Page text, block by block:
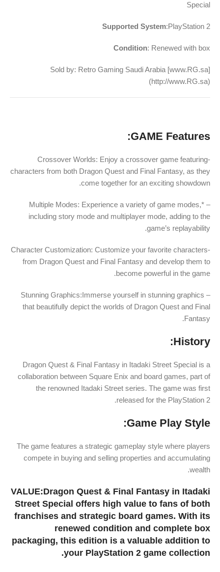
Special
Supported System:PlayStation 2
Condition: Renewed with box
Sold by: Retro Gaming Saudi Arabia [www.RG.sa]
(http://www.RG.sa)
GAME Features:
-Crossover Worlds: Enjoy a crossover game featuring
characters from both Dragon Quest and Final Fantasy, as they
come together for an exciting showdown.
– *Multiple Modes: Experience a variety of game modes,
including story mode and multiplayer mode, adding to the
game’s replayability.
-Character Customization: Customize your favorite characters
from Dragon Quest and Final Fantasy and develop them to
become powerful in the game.
– Stunning Graphics:Immerse yourself in stunning graphics
that beautifully depict the worlds of Dragon Quest and Final
Fantasy.
History:
Dragon Quest & Final Fantasy in Itadaki Street Special is a
collaboration between Square Enix and board games, part of
the renowned Itadaki Street series. The game was first
released for the PlayStation 2.
Game Play Style:
The game features a strategic gameplay style where players
compete in buying and selling properties and accumulating
wealth.
VALUE:Dragon Quest & Final Fantasy in Itadaki
Street Special offers high value to fans of both
franchises and strategic board games. With its
renewed condition and complete box
packaging, this edition is a valuable addition to
your PlayStation 2 game collection.